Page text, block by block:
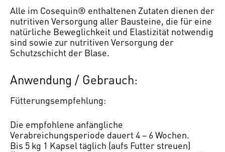
Alle im Cosequin® enthaltenen Zutaten dienen der
nutritiven Versorgung aller Bausteine, die für eine
natürliche Beweglichkeit und Elastizität notwendig
sind sowie zur nutritiven Versorgung der
Schutzschicht der Blase.
Anwendung / Gebrauch:
Fütterungsempfehlung:
Die empfohlene anfängliche
Verabreichungsperiode dauert 4 – 6 Wochen.
Bis 5 kg 1 Kapsel täglich (aufs Futter streuen)